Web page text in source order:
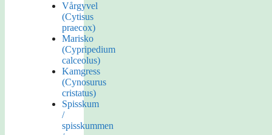
Vårgyvel
(Cytisus
praecox)
Marisko
(Cypripedium
calceolus)
Kamgress
(Cynosurus
cristatus)
Spisskum
/
spisskummen